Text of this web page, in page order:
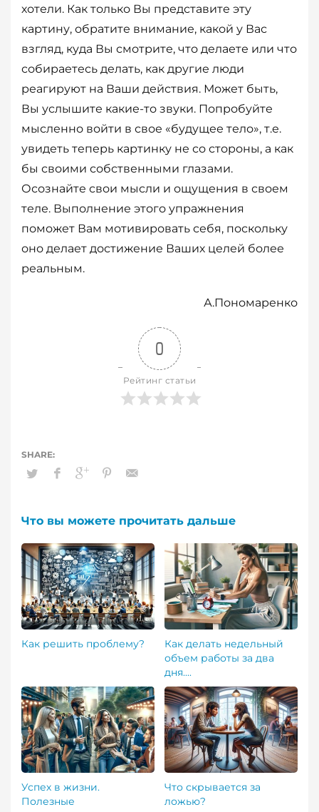
хотели. Как только Вы представите эту
картину, обратите внимание, какой у Вас
взгляд, куда Вы смотрите, что делаете или что
собираетесь делать, как другие люди
реагируют на Ваши действия. Может быть,
Вы услышите какие-то звуки. Попробуйте
мысленно войти в свое «будущее тело», т.е.
увидеть теперь картинку не со стороны, а как
бы своими собственными глазами.
Осознайте свои мысли и ощущения в своем
теле. Выполнение этого упражнения
поможет Вам мотивировать себя, поскольку
оно делает достижение Ваших целей более
реальным.
А.Пономаренко
0
Рейтинг статьи
Что вы можете прочитать дальше
Как решить проблему?
Успех в жизни.
Полезные
Как делать недельный
объем работы за два
дня....
Что скрывается за
ложью?